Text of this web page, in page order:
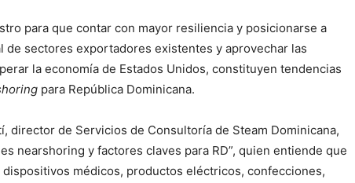
para que contar con mayor resiliencia y posicionarse a
de sectores exportadores existentes y aprovechar las
la economía de Estados Unidos, constituyen tendencias
para República Dominicana.
director de Servicios de Consultoría de Steam Dominicana,
nearshoring y factores claves para RD”, quien entiende que
médicos, productos eléctricos, confecciones,